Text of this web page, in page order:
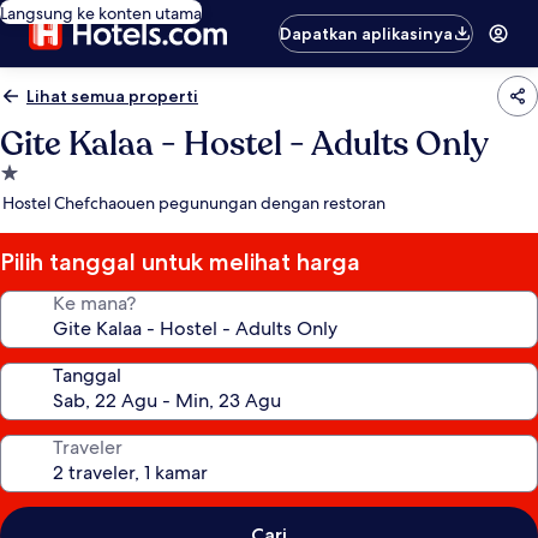
Langsung ke konten utama
Dapatkan aplikasinya
Lihat semua properti
Gite Kalaa - Hostel - Adults Only
Properti
bintang
Hostel Chefchaouen pegunungan dengan restoran
Pilih tanggal untuk melihat harga
Ke mana?
Tanggal
Traveler